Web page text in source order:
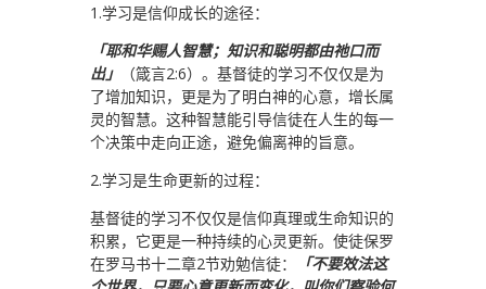
1.学习是信仰成长的途径：
「耶和华赐人智慧；知识和聪明都由祂口而
出」
（箴言2:6）。基督徒的学习不仅仅是为
了增加知识，更是为了明白神的心意，增长属
灵的智慧。这种智慧能引导信徒在人生的每一
个决策中走向正途，避免偏离神的旨意。
2.学习是生命更新的过程：
基督徒的学习不仅仅是信仰真理或生命知识的
积累，它更是一种持续的心灵更新。使徒保罗
在罗马书十二章2节劝勉信徒：
「不要效法这